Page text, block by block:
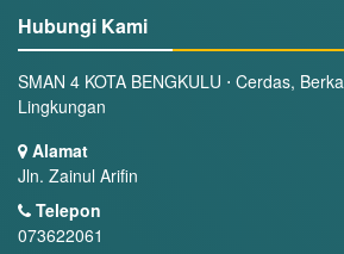
Hubungi Kami
SMAN 4 KOTA BENGKULU ⋅ Cerdas,
Lingkungan
Alamat
Jln. Zainul Arifin
Telepon
073622061